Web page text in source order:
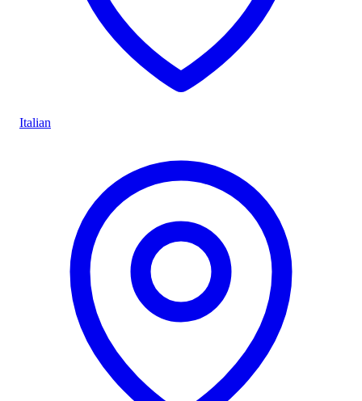
Italian